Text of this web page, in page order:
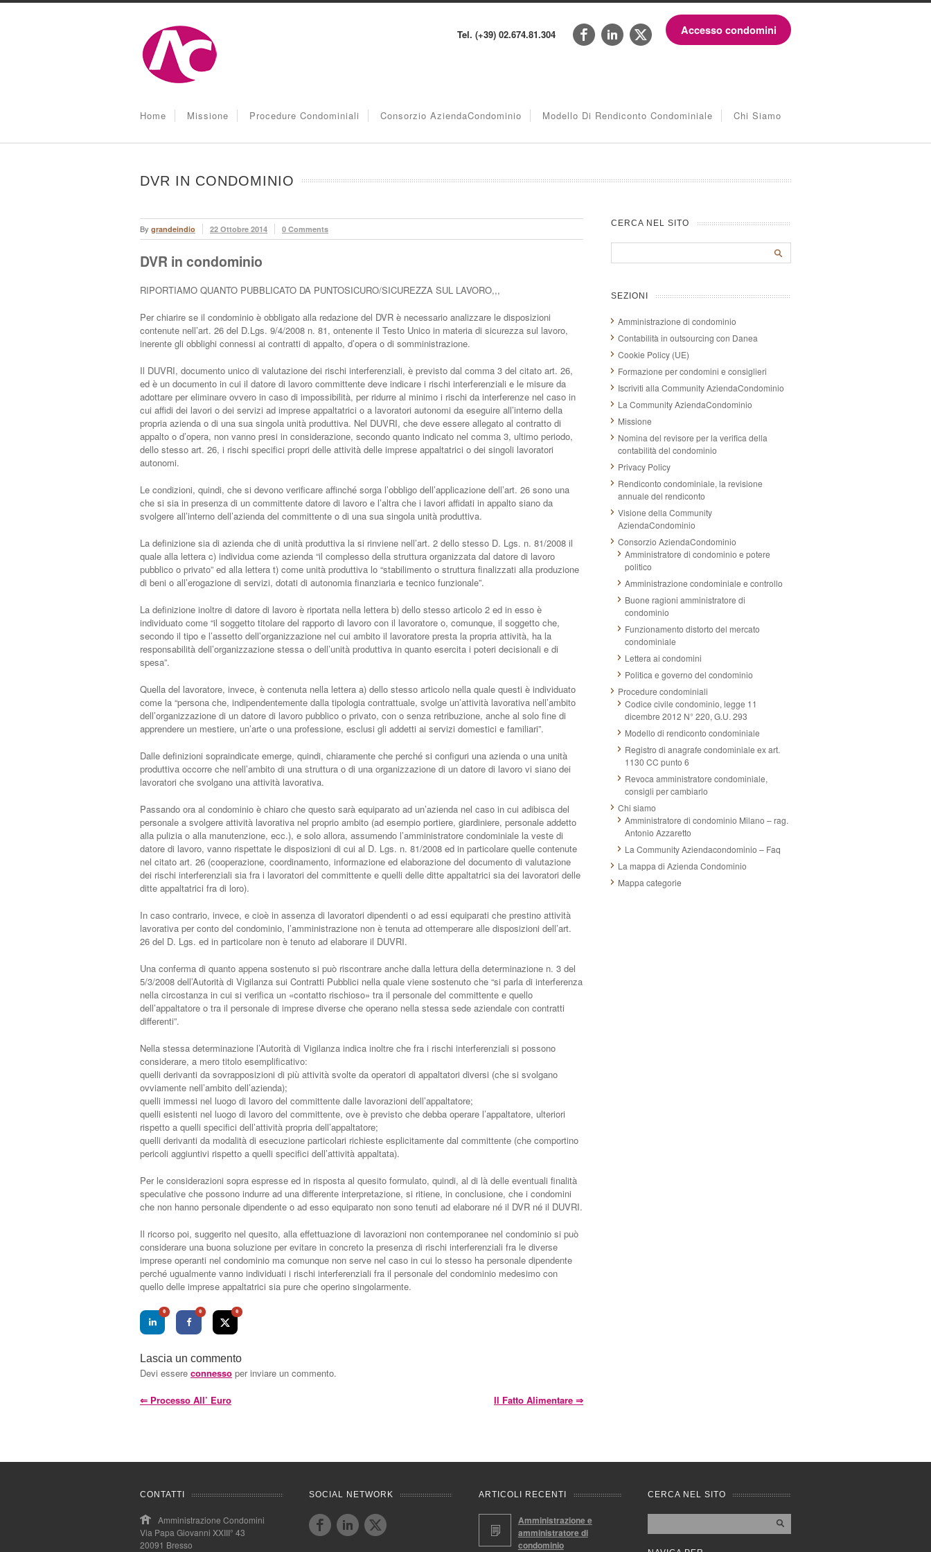
Tel. (+39) 02.674.81.304 Accesso condomini
Home Missione Procedure Condominiali Consorzio AziendaCondominio Modello Di Rendiconto Condominiale Chi Siamo
DVR IN CONDOMINIO
By grandeindio 22 Ottobre 2014 0 Comments
DVR in condominio
RIPORTIAMO QUANTO PUBBLICATO DA PUNTOSICURO/SICUREZZA SUL LAVORO,,,
Per chiarire se il condominio è obbligato alla redazione del DVR è necessario analizzare le disposizioni
contenute nell’art. 26 del D.Lgs. 9/4/2008 n. 81, ontenente il Testo Unico in materia di sicurezza sul lavoro,
inerente gli obblighi connessi ai contratti di appalto, d’opera o di somministrazione.
Il DUVRI, documento unico di valutazione dei rischi interferenziali, è previsto dal comma 3 del citato art. 26,
ed è un documento in cui il datore di lavoro committente deve indicare i rischi interferenziali e le misure da
adottare per eliminare ovvero in caso di impossibilità, per ridurre al minimo i rischi da interferenze nel caso in
cui affidi dei lavori o dei servizi ad imprese appaltatrici o a lavoratori autonomi da eseguire all’interno della
propria azienda o di una sua singola unità produttiva. Nel DUVRI, che deve essere allegato al contratto di
appalto o d’opera, non vanno presi in considerazione, secondo quanto indicato nel comma 3, ultimo periodo,
dello stesso art. 26, i rischi specifici propri delle attività delle imprese appaltatrici o dei singoli lavoratori
autonomi.
Le condizioni, quindi, che si devono verificare affinché sorga l’obbligo dell’applicazione dell’art. 26 sono una
che si sia in presenza di un committente datore di lavoro e l’altra che i lavori affidati in appalto siano da
svolgere all’interno dell’azienda del committente o di una sua singola unità produttiva.
La definizione sia di azienda che di unità produttiva la si rinviene nell’art. 2 dello stesso D. Lgs. n. 81/2008 il
quale alla lettera c) individua come azienda “il complesso della struttura organizzata dal datore di lavoro
pubblico o privato” ed alla lettera t) come unità produttiva lo “stabilimento o struttura finalizzati alla produzione
di beni o all’erogazione di servizi, dotati di autonomia finanziaria e tecnico funzionale”.
La definizione inoltre di datore di lavoro è riportata nella lettera b) dello stesso articolo 2 ed in esso è
individuato come “il soggetto titolare del rapporto di lavoro con il lavoratore o, comunque, il soggetto che,
secondo il tipo e l’assetto dell’organizzazione nel cui ambito il lavoratore presta la propria attività, ha la
responsabilità dell’organizzazione stessa o dell’unità produttiva in quanto esercita i poteri decisionali e di
spesa”.
Quella del lavoratore, invece, è contenuta nella lettera a) dello stesso articolo nella quale questi è individuato
come la “persona che, indipendentemente dalla tipologia contrattuale, svolge un’attività lavorativa nell’ambito
dell’organizzazione di un datore di lavoro pubblico o privato, con o senza retribuzione, anche al solo fine di
apprendere un mestiere, un’arte o una professione, esclusi gli addetti ai servizi domestici e familiari”.
Dalle definizioni sopraindicate emerge, quindi, chiaramente che perché si configuri una azienda o una unità
produttiva occorre che nell’ambito di una struttura o di una organizzazione di un datore di lavoro vi siano dei
lavoratori che svolgano una attività lavorativa.
Passando ora al condominio è chiaro che questo sarà equiparato ad un’azienda nel caso in cui adibisca del
personale a svolgere attività lavorativa nel proprio ambito (ad esempio portiere, giardiniere, personale addetto
alla pulizia o alla manutenzione, ecc.), e solo allora, assumendo l’amministratore condominiale la veste di
datore di lavoro, vanno rispettate le disposizioni di cui al D. Lgs. n. 81/2008 ed in particolare quelle contenute
nel citato art. 26 (cooperazione, coordinamento, informazione ed elaborazione del documento di valutazione
dei rischi interferenziali sia fra i lavoratori del committente e quelli delle ditte appaltatrici sia dei lavoratori delle
ditte appaltatrici fra di loro).
In caso contrario, invece, e cioè in assenza di lavoratori dipendenti o ad essi equiparati che prestino attività
lavorativa per conto del condominio, l’amministrazione non è tenuta ad ottemperare alle disposizioni dell’art.
26 del D. Lgs. ed in particolare non è tenuto ad elaborare il DUVRI.
Una conferma di quanto appena sostenuto si può riscontrare anche dalla lettura della determinazione n. 3 del
5/3/2008 dell’Autorità di Vigilanza sui Contratti Pubblici nella quale viene sostenuto che “si parla di interferenza
nella circostanza in cui si verifica un «contatto rischioso» tra il personale del committente e quello
dell’appaltatore o tra il personale di imprese diverse che operano nella stessa sede aziendale con contratti
differenti”.
Nella stessa determinazione l’Autorità di Vigilanza indica inoltre che fra i rischi interferenziali si possono
considerare, a mero titolo esemplificativo:
quelli derivanti da sovrapposizioni di più attività svolte da operatori di appaltatori diversi (che si svolgano
ovviamente nell’ambito dell’azienda);
quelli immessi nel luogo di lavoro del committente dalle lavorazioni dell’appaltatore;
quelli esistenti nel luogo di lavoro del committente, ove è previsto che debba operare l’appaltatore, ulteriori
rispetto a quelli specifici dell’attività propria dell’appaltatore;
quelli derivanti da modalità di esecuzione particolari richieste esplicitamente dal committente (che comportino
pericoli aggiuntivi rispetto a quelli specifici dell’attività appaltata).
Per le considerazioni sopra espresse ed in risposta al quesito formulato, quindi, al di là delle eventuali finalità
speculative che possono indurre ad una differente interpretazione, si ritiene, in conclusione, che i condomini
che non hanno personale dipendente o ad esso equiparato non sono tenuti ad elaborare né il DVR né il DUVRI.
Il ricorso poi, suggerito nel quesito, alla effettuazione di lavorazioni non contemporanee nel condominio si può
considerare una buona soluzione per evitare in concreto la presenza di rischi interferenziali fra le diverse
imprese operanti nel condominio ma comunque non serve nel caso in cui lo stesso ha personale dipendente
perché ugualmente vanno individuati i rischi interferenziali fra il personale del condominio medesimo con
quello delle imprese appaltatrici sia pure che operino singolarmente.
0 0 0
Lascia un commento
Devi essere connesso per inviare un commento.
⇐ Processo All’ Euro Il Fatto Alimentare ⇒
CERCA NEL SITO
SEZIONI
Amministrazione di condominio
Contabilità in outsourcing con Danea
Cookie Policy (UE)
Formazione per condomini e consiglieri
Iscriviti alla Community AziendaCondominio
La Community AziendaCondominio
Missione
Nomina del revisore per la verifica della
contabilità del condominio
Privacy Policy
Rendiconto condominiale, la revisione
annuale del rendiconto
Visione della Community
AziendaCondominio
Consorzio AziendaCondominio
Amministratore di condominio e potere
politico
Amministrazione condominiale e controllo
Buone ragioni amministratore di
condominio
Funzionamento distorto del mercato
condominiale
Lettera ai condomini
Politica e governo del condominio
Procedure condominiali
Codice civile condominio, legge 11
dicembre 2012 N° 220, G.U. 293
Modello di rendiconto condominiale
Registro di anagrafe condominiale ex art.
1130 CC punto 6
Revoca amministratore condominiale,
consigli per cambiarlo
Chi siamo
Amministratore di condominio Milano – rag.
Antonio Azzaretto
La Community Aziendacondominio – Faq
La mappa di Azienda Condominio
Mappa categorie
CONTATTI
Amministrazione Condomini
Via Papa Giovanni XXIII° 43
20091 Bresso
SOCIAL NETWORK ARTICOLI RECENTI
Amministrazione e
amministratore di
condominio
CERCA NEL SITO